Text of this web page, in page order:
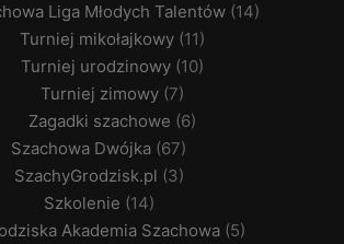
Liga Młodych Talentów (14)
Turniej mikołajkowy (11)
Turniej urodzinowy (10)
Turniej zimowy (7)
Zagadki szachowe (6)
Szachowa Dwójka (67)
SzachyGrodzisk.pl (3)
Szkolenie (14)
Akademia Szachowa (5)